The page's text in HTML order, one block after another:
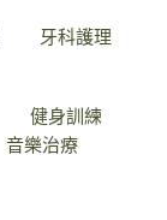
牙科護理
健身訓練
音樂治療